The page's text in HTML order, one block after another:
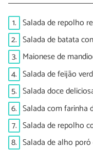
1. Salada de repolho
2. Salada de batata
3. Maionese de
4. Salada de feijão
5. Salada doce
6. Salada com farinha
7. Salada de repolho
8. Salada de alho